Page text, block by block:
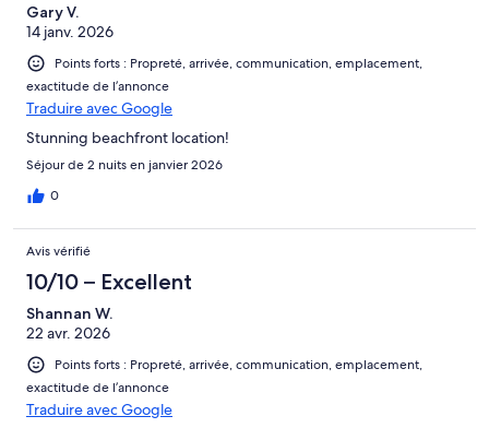
Gary V.
14 janv. 2026
Points forts : Propreté, arrivée, communication, emplacement,
exactitude de l’annonce
Traduire avec Google
Stunning beachfront location!
Séjour de 2 nuits en janvier 2026
0
Avis vérifié
10/10 – Excellent
Shannan W.
22 avr. 2026
Points forts : Propreté, arrivée, communication, emplacement,
exactitude de l’annonce
Traduire avec Google